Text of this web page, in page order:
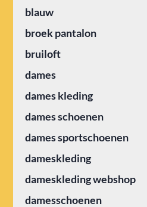
blauw
broek pantalon
bruiloft
dames
dames kleding
dames schoenen
dames sportschoenen
dameskleding
dameskleding webshop
damesschoenen